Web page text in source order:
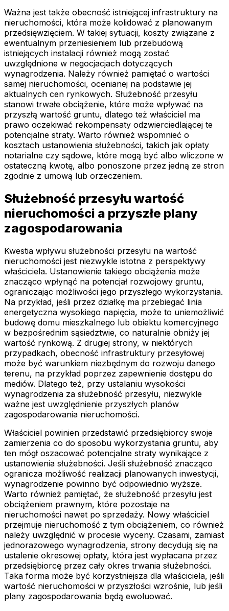
Ważna jest także obecność istniejącej infrastruktury na
nieruchomości, która może kolidować z planowanym
przedsięwzięciem. W takiej sytuacji, koszty związane z
ewentualnym przeniesieniem lub przebudową
istniejących instalacji również mogą zostać
uwzględnione w negocjacjach dotyczących
wynagrodzenia. Należy również pamiętać o wartości
samej nieruchomości, ocenianej na podstawie jej
aktualnych cen rynkowych. Służebność przesyłu
stanowi trwałe obciążenie, które może wpływać na
przyszłą wartość gruntu, dlatego też właściciel ma
prawo oczekiwać rekompensaty odzwierciedlającej te
potencjalne straty. Warto również wspomnieć o
kosztach ustanowienia służebności, takich jak opłaty
notarialne czy sądowe, które mogą być albo wliczone w
ostateczną kwotę, albo ponoszone przez jedną ze stron
zgodnie z umową lub orzeczeniem.
Służebność przesyłu wartość
nieruchomości a przyszłe plany
zagospodarowania
Kwestia wpływu służebności przesyłu na wartość
nieruchomości jest niezwykle istotna z perspektywy
właściciela. Ustanowienie takiego obciążenia może
znacząco wpłynąć na potencjał rozwojowy gruntu,
ograniczając możliwości jego przyszłego wykorzystania.
Na przykład, jeśli przez działkę ma przebiegać linia
energetyczna wysokiego napięcia, może to uniemożliwić
budowę domu mieszkalnego lub obiektu komercyjnego
w bezpośrednim sąsiedztwie, co naturalnie obniży jej
wartość rynkową. Z drugiej strony, w niektórych
przypadkach, obecność infrastruktury przesyłowej
może być warunkiem niezbędnym do rozwoju danego
terenu, na przykład poprzez zapewnienie dostępu do
mediów. Dlatego też, przy ustalaniu wysokości
wynagrodzenia za służebność przesyłu, niezwykle
ważne jest uwzględnienie przyszłych planów
zagospodarowania nieruchomości.
Właściciel powinien przedstawić przedsiębiorcy swoje
zamierzenia co do sposobu wykorzystania gruntu, aby
ten mógł oszacować potencjalne straty wynikające z
ustanowienia służebności. Jeśli służebność znacząco
ogranicza możliwość realizacji planowanych inwestycji,
wynagrodzenie powinno być odpowiednio wyższe.
Warto również pamiętać, że służebność przesyłu jest
obciążeniem prawnym, które pozostaje na
nieruchomości nawet po sprzedaży. Nowy właściciel
przejmuje nieruchomość z tym obciążeniem, co również
należy uwzględnić w procesie wyceny. Czasami, zamiast
jednorazowego wynagrodzenia, strony decydują się na
ustalenie okresowej opłaty, która jest wypłacana przez
przedsiębiorcę przez cały okres trwania służebności.
Taka forma może być korzystniejsza dla właściciela, jeśli
wartość nieruchomości w przyszłości wzrośnie, lub jeśli
plany zagospodarowania będą ewoluować.